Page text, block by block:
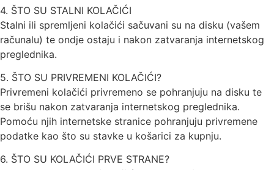
4. ŠTO SU STALNI KOLAČIĆI
Stalni ili spremljeni kolačići sačuvani su na disku (vašem
računalu) te ondje ostaju i nakon zatvaranja internetskog
preglednika.
5. ŠTO SU PRIVREMENI KOLAČIĆI?
Privremeni kolačići privremeno se pohranjuju na disku te
se brišu nakon zatvaranja internetskog preglednika.
Pomoću njih internetske stranice pohranjuju privremene
podatke kao što su stavke u košarici za kupnju.
6. ŠTO SU KOLAČIĆI PRVE STRANE?